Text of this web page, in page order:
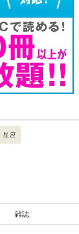
星座
雑誌